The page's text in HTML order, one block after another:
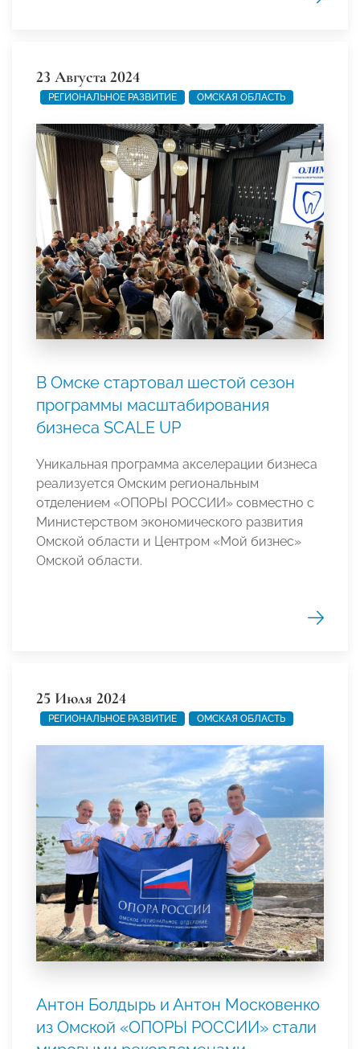
23 Августа 2024
РЕГИОНАЛЬНОЕ РАЗВИТИЕ ОМСКАЯ ОБЛАСТЬ
В Омске стартовал шестой сезон
программы масштабирования
бизнеса SCALE UP
Уникальная программа акселерации бизнеса
реализуется Омским региональным
отделением «ОПОРЫ РОССИИ» совместно с
Министерством экономического развития
Омской области и Центром «Мой бизнес»
Омской области.
25 Июля 2024
РЕГИОНАЛЬНОЕ РАЗВИТИЕ ОМСКАЯ ОБЛАСТЬ
Антон Болдырь и Антон Московенко
из Омской «ОПОРЫ РОССИИ» стали